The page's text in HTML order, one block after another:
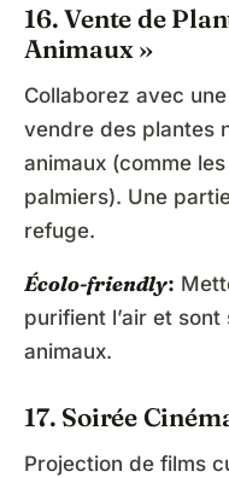
16. Vente de
Animaux »
Collaborez avec
vendre des plantes
animaux (comme
palmiers). Une
refuge.
Écolo-friendly:
purifient l’air et
animaux.
17. Soirée
Projection de films